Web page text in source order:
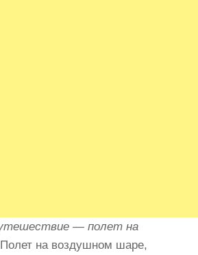
— полет на
Полет на воздушном шаре,